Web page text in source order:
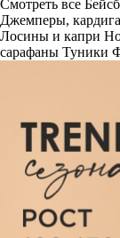
Смотреть все
Джемперы,
Лосины и капри
сарафаны Туники